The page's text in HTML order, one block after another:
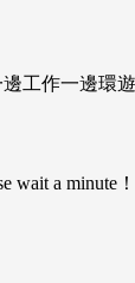
工作一邊環遊
wait a minute